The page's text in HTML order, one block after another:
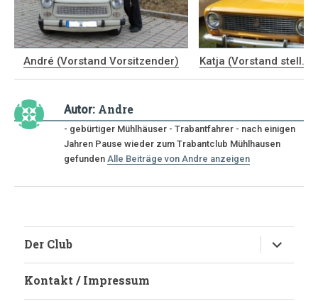
André (Vorstand Vorsitzender) Katja (Vorstand stell.
Autor: Andre
- gebürtiger Mühlhäuser - Trabantfahrer - nach einigen
Jahren Pause wieder zum Trabantclub Mühlhausen
gefunden Alle Beiträge von Andre anzeigen
Der Club
anzeigen
Kontakt / Impressum